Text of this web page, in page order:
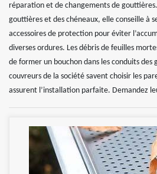
réparation et de changements de
gouttières et des chéneaux, elle conseille à
accessoires de protection pour éviter
diverses ordures. Les débris de feuilles
de former un bouchon dans les conduits des
couvreurs de la société savent choisir les
assurent l’installation parfaite. Demandez